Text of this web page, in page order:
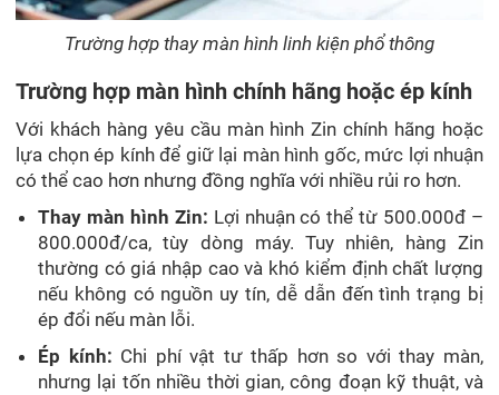
Trường hợp thay màn hình linh kiện phổ thông
Trường hợp màn hình chính hãng hoặc ép kính
Với khách hàng yêu cầu màn hình Zin chính hãng hoặc
lựa chọn ép kính để giữ lại màn hình gốc, mức lợi nhuận
có thể cao hơn nhưng đồng nghĩa với nhiều rủi ro hơn.
Thay màn hình Zin: Lợi nhuận có thể từ 500.000đ –
800.000đ/ca, tùy dòng máy. Tuy nhiên, hàng Zin
thường có giá nhập cao và khó kiểm định chất lượng
nếu không có nguồn uy tín, dễ dẫn đến tình trạng bị
ép đổi nếu màn lỗi.
Ép kính: Chi phí vật tư thấp hơn so với thay màn,
nhưng lại tốn nhiều thời gian, công đoạn kỹ thuật, và